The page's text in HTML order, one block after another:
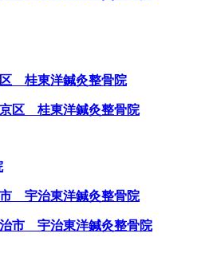
桂東洋鍼灸整骨院
区 桂東洋鍼灸整骨院
宇治東洋鍼灸整骨院
市 宇治東洋鍼灸整骨院